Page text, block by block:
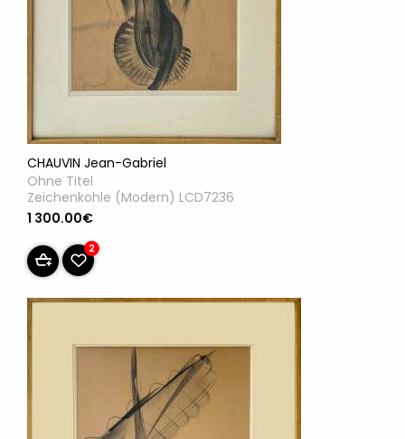
CHAUVIN Jean-Gabriel
Ohne Titel
Zeichenkohle (Modern) LCD7236
1 300.00€
2